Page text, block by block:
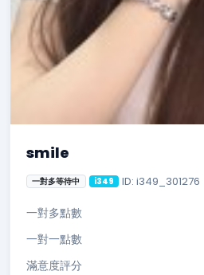
smile
一對多等待中 i349 ID: i349_301276
一對多點數
一對一點數
滿意度評分